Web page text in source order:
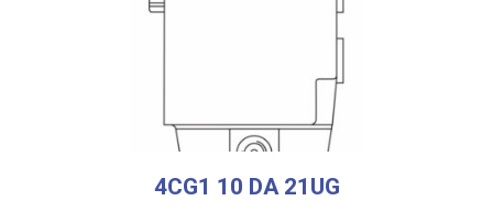
4CG1 10 DA 21UG